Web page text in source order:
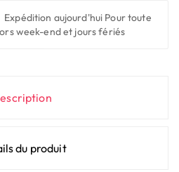
Expédition aujourd'hui Pour toute
week-end et jours fériés
du produit